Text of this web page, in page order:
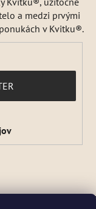
a medzi prvými
v Kvitku®.